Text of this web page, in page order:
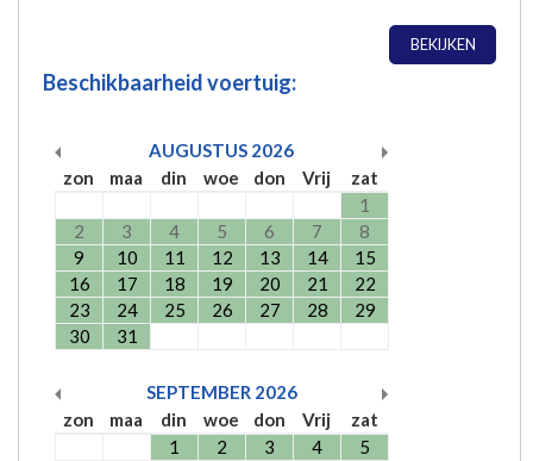
BEKIJKEN
Beschikbaarheid voertuig:
AUGUSTUS 2026
zon
maa din woe don Vrij
zat
1
2
3 4 5 6 7
8
9
10 11 12 13 14
15
16
17 18 19 20 21
22
23
24 25 26 27 28
29
30
31
SEPTEMBER 2026
zon
maa din woe don Vrij
zat
1
2 3 4
5